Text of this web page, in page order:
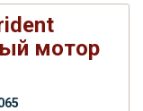
мотор